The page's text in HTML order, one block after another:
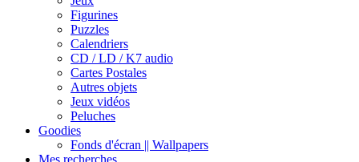
Figurines
Puzzles
Calendriers
CD / LD / K7 audio
Cartes Postales
Autres objets
Jeux vidéos
Peluches
Goodies
Fonds d'écran || Wallpapers
Mes recherches